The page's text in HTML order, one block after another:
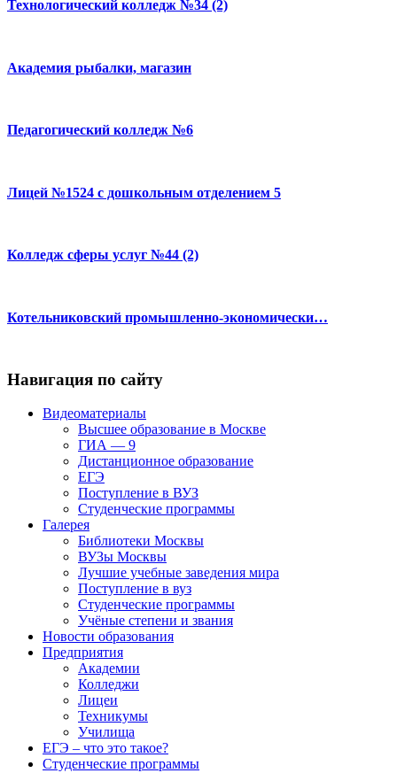
Технологический колледж №34 (2)
Академия рыбалки, магазин
Педагогический колледж №6
Лицей №1524 с дошкольным отделением 5
Колледж сферы услуг №44 (2)
Котельниковский промышленно-экономически…
Навигация по сайту
Видеоматериалы
Высшее образование в Москве
ГИА — 9
Дистанционное образование
ЕГЭ
Поступление в ВУЗ
Студенческие программы
Галерея
Библиотеки Москвы
ВУЗы Москвы
Лучшие учебные заведения мира
Поступление в вуз
Студенческие программы
Учёные степени и звания
Новости образования
Предприятия
Академии
Колледжи
Лицеи
Техникумы
Училища
ЕГЭ – что это такое?
Студенческие программы